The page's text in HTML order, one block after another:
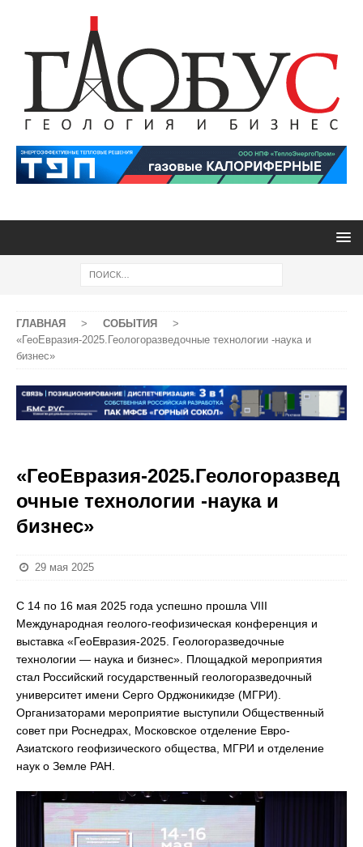
ГЛАВНАЯ > СОБЫТИЯ
>
«ГеоЕвразия-2025.Геологоразведочные технологии -наука и
бизнес»
«ГеоЕвразия-2025.Геологоразвед
очные технологии -наука и
бизнес»
29 мая 2025
С 14 по 16 мая 2025 года успешно прошла VIII
Международная геолого-геофизическая конференция и
выставка «ГеоЕвразия-2025. Геологоразведочные
технологии — наука и бизнес». Площадкой мероприятия
стал Российский государственный геологоразведочный
университет имени Серго Орджоникидзе (МГРИ).
Организаторами мероприятие выступили Общественный
совет при Роснедрах, Московское отделение Евро-
Азиатского геофизического общества, МГРИ и отделение
наук о Земле РАН.